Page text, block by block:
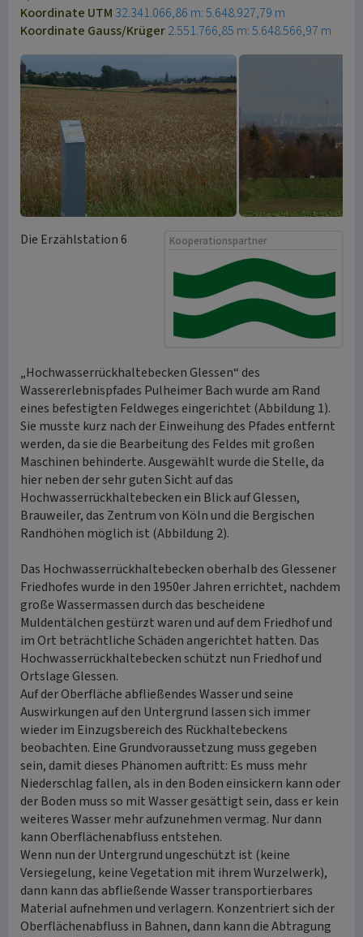
Koordinate UTM 32.341.066,86 m: 5.648.927,79 m
Koordinate Gauss/Krüger2.551.766,85 m: 5.648.566,97 m
Kooperationspartner
Die Erzählstation 6
„Hochwasserrückhaltebecken Glessen“ des
Wassererlebnispfades Pulheimer Bach wurde am Rand
eines befestigten Feldweges eingerichtet (Abbildung 1).
Sie musste kurz nach der Einweihung des Pfades entfernt
werden, da sie die Bearbeitung des Feldes mit großen
Maschinen behinderte. Ausgewählt wurde die Stelle, da
hier neben der sehr guten Sicht auf das
Hochwasserrückhaltebecken ein Blick auf Glessen,
Brauweiler, das Zentrum von Köln und die Bergischen
Randhöhen möglich ist (Abbildung 2).
Das Hochwasserrückhaltebecken oberhalb des Glessener
Friedhofes wurde in den 1950er Jahren errichtet, nachdem
große Wassermassen durch das bescheidene
Muldentälchen gestürzt waren und auf dem Friedhof und
im Ort beträchtliche Schäden angerichtet hatten. Das
Hochwasserrückhaltebecken schützt nun Friedhof und
Ortslage Glessen.
Auf der Oberfläche abfließendes Wasser und seine
Auswirkungen auf den Untergrund lassen sich immer
wieder im Einzugsbereich des Rückhaltebeckens
beobachten. Eine Grundvoraussetzung muss gegeben
sein, damit dieses Phänomen auftritt: Es muss mehr
Niederschlag fallen, als in den Boden einsickern kann oder
der Boden muss so mit Wasser gesättigt sein, dass er kein
weiteres Wasser mehr aufzunehmen vermag. Nur dann
kann Oberflächenabfluss entstehen.
Wenn nun der Untergrund ungeschützt ist (keine
Versiegelung, keine Vegetation mit ihrem Wurzelwerk),
dann kann das abfließende Wasser transportierbares
Material aufnehmen und verlagern. Konzentriert sich der
Oberflächenabfluss in Bahnen, dann kann die Abtragung